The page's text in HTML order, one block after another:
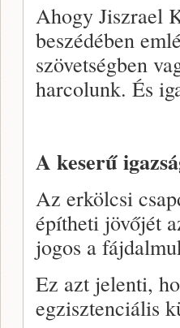
Ahogy Jiszrael
beszédében
szövetségben
harcolunk. És
A keserű
Az erkölcsi
építheti jövőjét
jogos a
Ez azt jelenti,
egzisztenciális